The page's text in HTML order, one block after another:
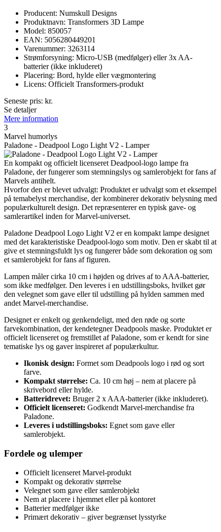
Producent: Numskull Designs
Produktnavn: Transformers 3D Lampe
Model: 850057
EAN: 5056280449201
Varenummer: 3263114
Strømforsyning: Micro-USB (medfølger) eller 3x AA-
batterier (ikke inkluderet)
Placering: Bord, hylde eller vægmontering
Licens: Officielt Transformers-produkt
Seneste pris: kr.
Se detaljer
Mere information
3
Marvel humorlys
Paladone - Deadpool Logo Light V2 - Lamper
En kompakt og officielt licenseret Deadpool-logo lampe fra
Paladone, der fungerer som stemningslys og samlerobjekt for fans af
Marvels antihelt.
Hvorfor den er blevet udvalgt: Produktet er udvalgt som et eksempel
på temabelyst merchandise, der kombinerer dekorativ belysning med
populærkulturelt design. Det repræsenterer en typisk gave- og
samlerartikel inden for Marvel-universet.
Paladone Deadpool Logo Light V2 er en kompakt lampe designet
med det karakteristiske Deadpool-logo som motiv. Den er skabt til at
give et stemningsfuldt lys og fungerer både som dekoration og som
et samlerobjekt for fans af figuren.
Lampen måler cirka 10 cm i højden og drives af to AAA-batterier,
som ikke medfølger. Den leveres i en udstillingsboks, hvilket gør
den velegnet som gave eller til udstilling på hylden sammen med
andet Marvel-merchandise.
Designet er enkelt og genkendeligt, med den røde og sorte
farvekombination, der kendetegner Deadpools maske. Produktet er
officielt licenseret og fremstillet af Paladone, som er kendt for sine
tematiske lys og gaver inspireret af populærkultur.
Ikonisk design: Formet som Deadpools logo i rød og sort
farve.
Kompakt størrelse: Ca. 10 cm høj – nem at placere på
skrivebord eller hylde.
Batteridrevet: Bruger 2 x AAA-batterier (ikke inkluderet).
Officielt licenseret: Godkendt Marvel-merchandise fra
Paladone.
Leveres i udstillingsboks: Egnet som gave eller
samlerobjekt.
Fordele og ulemper
Officielt licenseret Marvel-produkt
Kompakt og dekorativ størrelse
Velegnet som gave eller samlerobjekt
Nem at placere i hjemmet eller på kontoret
Batterier medfølger ikke
Primært dekorativ – giver begrænset lysstyrke